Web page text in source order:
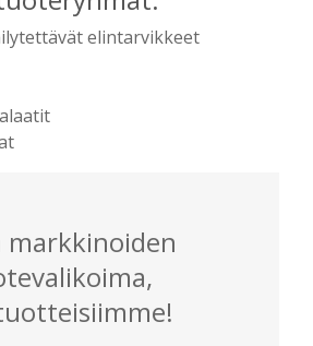
elintarvikkeet
markkinoiden